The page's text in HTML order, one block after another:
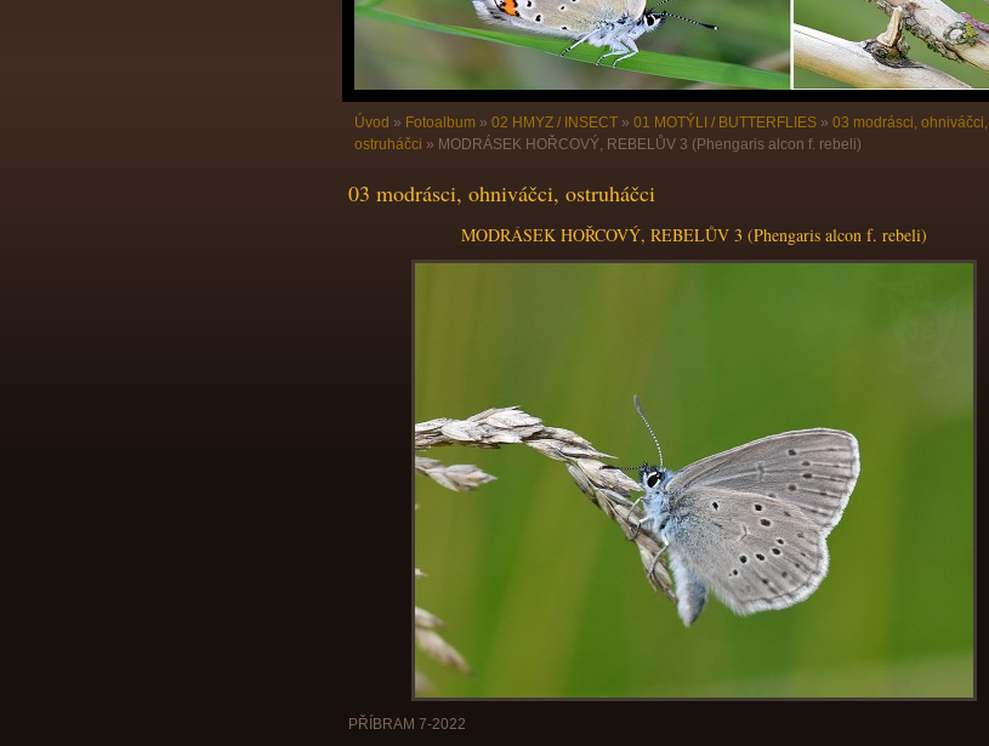
Úvod » Fotoalbum » 02 HMYZ / INSECT » 01 MOTÝLI / BUTTERFLIES » 03 modrásci, ohniváčci,
ostruháčci » MODRÁSEK HOŘCOVÝ, REBELŮV 3 (Phengaris alcon f. rebeli)
03 modrásci, ohniváčci, ostruháčci
MODRÁSEK HOŘCOVÝ, REBELŮV 3 (Phengaris alcon f. rebeli)
PŘÍBRAM 7-2022